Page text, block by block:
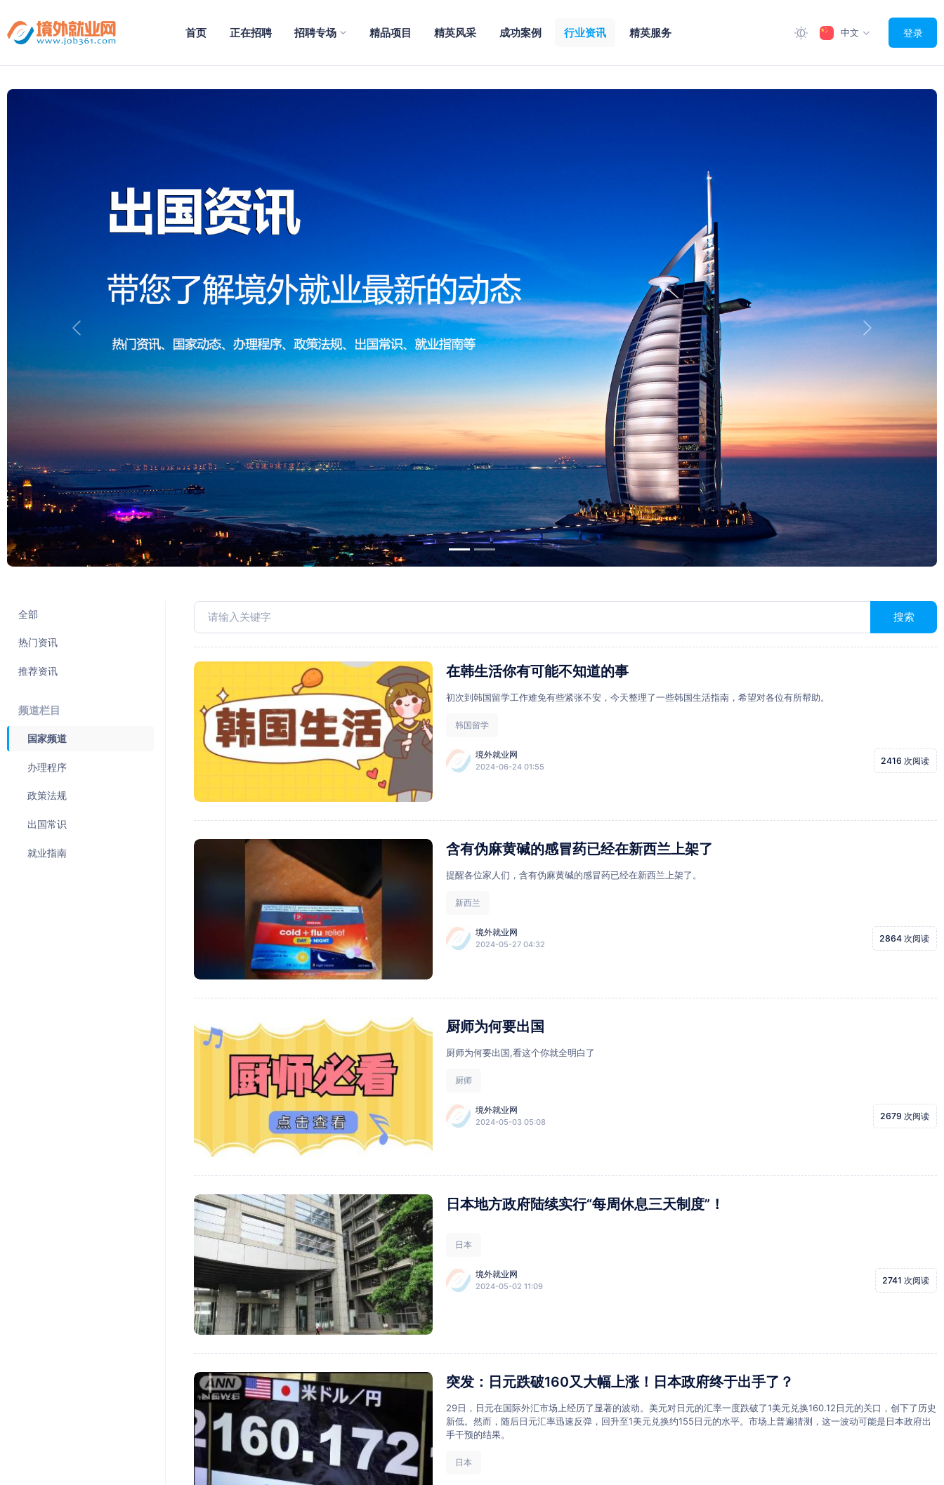
首页 正在招聘 招聘专场 精品项目 精英风采 成功案例 行业资讯 精英服务 中文 登录
Previous Next
全部
热门资讯
推荐资讯
频道栏目
国家频道
办理程序
政策法规
出国常识
就业指南
搜索
在韩生活你有可能不知道的事
初次到韩国留学工作难免有些紧张不安，今天整理了一些韩国生活指南，希望对各位有所帮助。
韩国留学
境外就业网
2024-06-24 01:55
2416 次阅读
含有伪麻黄碱的感冒药已经在新西兰上架了
提醒各位家人们，含有伪麻黄碱的感冒药已经在新西兰上架了。
新西兰
境外就业网
2024-05-27 04:32
2864 次阅读
厨师为何要出国
厨师为何要出国,看这个你就全明白了
厨师
境外就业网
2024-05-03 05:08
2679 次阅读
日本地方政府陆续实行“每周休息三天制度”！
日本
境外就业网
2024-05-02 11:09
2741 次阅读
突发：日元跌破160又大幅上涨！日本政府终于出手了？
29日，日元在国际外汇市场上经历了显著的波动。美元对日元的汇率一度跌破了1美元兑换160.12日元的关口，创下了历史
新低。然而，随后日元汇率迅速反弹，回升至1美元兑换约155日元的水平。市场上普遍猜测，这一波动可能是日本政府出
手干预的结果。
日本